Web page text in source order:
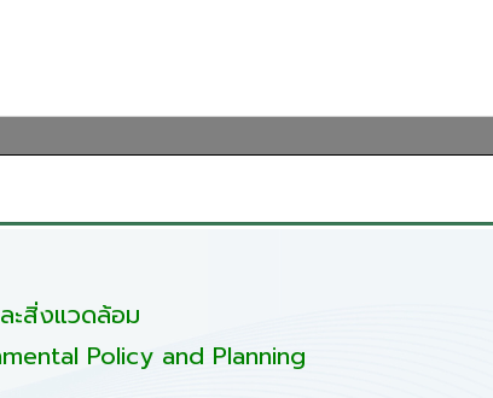
ะสิ่งแวดล้อม
Policy and Planning